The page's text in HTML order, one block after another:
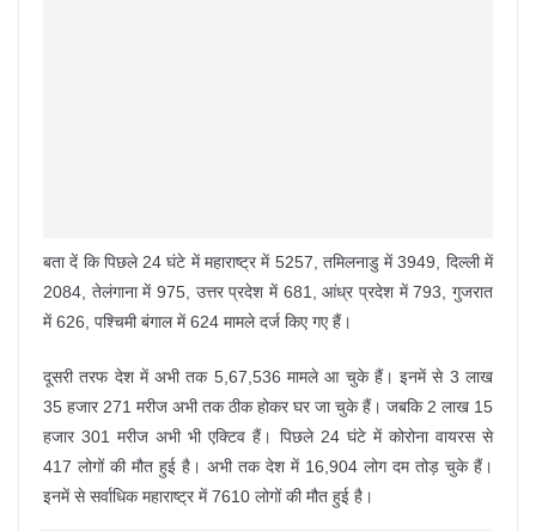
बता दें कि पिछले 24 घंटे में महाराष्ट्र में 5257, तमिलनाडु में 3949, दिल्ली में
2084, तेलंगाना में 975, उत्तर प्रदेश में 681, आंध्र प्रदेश में 793, गुजरात
में 626, पश्चिमी बंगाल में 624 मामले दर्ज किए गए हैं।
दूसरी तरफ देश में अभी तक 5,67,536 मामले आ चुके हैं। इनमें से 3 लाख
35 हजार 271 मरीज अभी तक ठीक होकर घर जा चुके हैं। जबकि 2 लाख 15
हजार 301 मरीज अभी भी एक्टिव हैं। पिछले 24 घंटे में कोरोना वायरस से
417 लोगों की मौत हुई है। अभी तक देश में 16,904 लोग दम तोड़ चुके हैं।
इनमें से सर्वाधिक महाराष्ट्र में 7610 लोगों की मौत हुई है।